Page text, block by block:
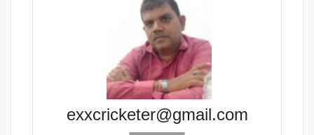
exxcricketer@gmail.com